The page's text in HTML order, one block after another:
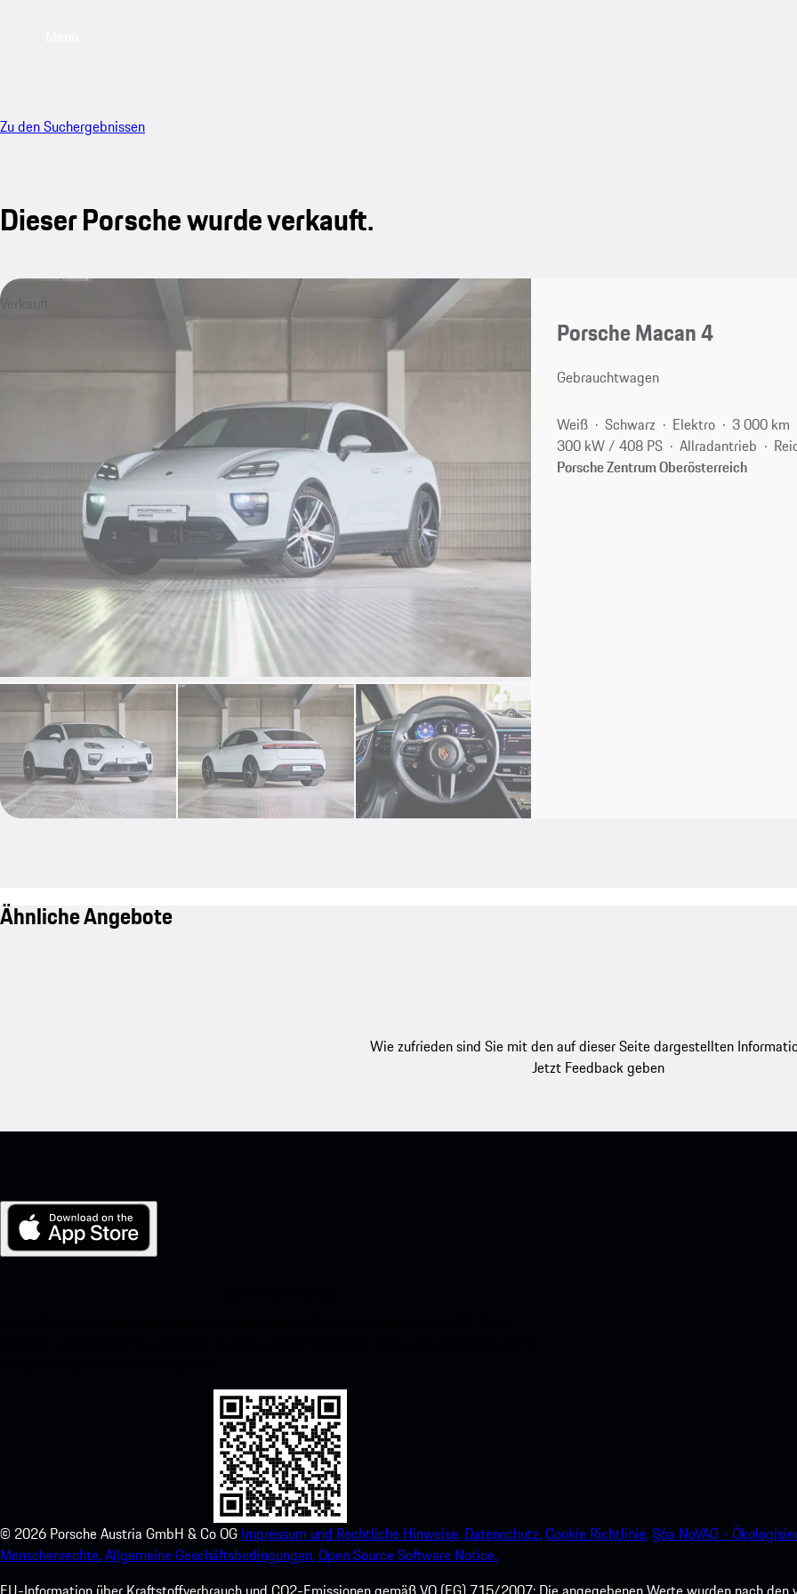
Zu den Suchergebnissen
Dieser Porsche wurde verkauft.
Verkauft
Porsche Macan 4
Gebrauchtwagen
Weiß Schwarz Elektro 3 000 km
300 kW / 408 PS
Allradantrieb
Porsche Zentrum Oberösterreich
Ähnliche Angebote
Wie zufrieden sind Sie mit den auf dieser Seite dargestellten
Jetzt Feedback geben
© 2026 Porsche Austria GmbH & Co OG Impressum und Rechtliche Hinweise. Datenschutz.Cookie Richtlinie.§6a NoVAG -
Menschenrechte.Allgemeine Geschäftsbedingungen.Open Source Software Notice.